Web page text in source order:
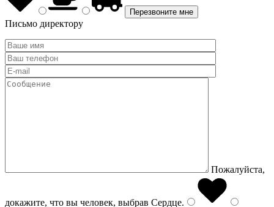
Письмо директору
Пожалуйста,
докажите, что вы человек, выбрав Сердце.